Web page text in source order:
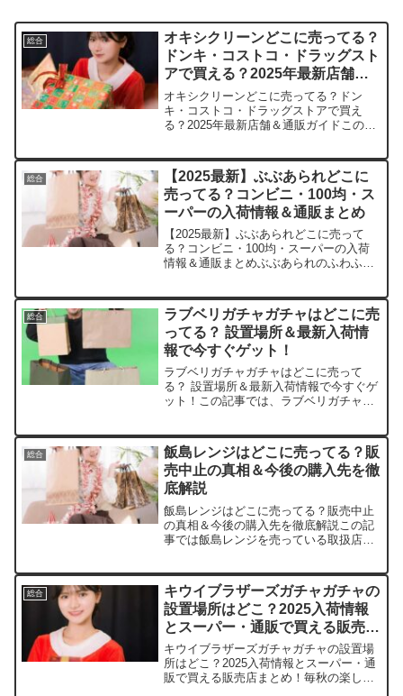
総合
オキシクリーンどこに売ってる？
ドンキ・コストコ・ドラッグスト
アで買える？2025年最新店舗＆
通販ガイド
オキシクリーンどこに売ってる？ドン
キ・コストコ・ドラッグストアで買え
る？2025年最新店舗＆通販ガイドこの記
どを手短に紹介します。毎日の家事が楽
になる優れものを、すぐ手...
総合
【2025最新】ぶぶあられどこに
売ってる？コンビニ・100均・ス
ーパーの入荷情報＆通販まとめ
【2025最新】ぶぶあられどこに売って
る？コンビニ・100均・スーパーの入荷
情報＆通販まとめぶぶあられのふわふわ
なくて、つい探し回っちゃいます。この
記事では、そんなぶぶ...
総合
ラブベリガチャガチャはどこに売
ってる？ 設置場所＆最新入荷情
報で今すぐゲット！
ラブベリガチャガチャはどこに売って
る？ 設置場所＆最新入荷情報で今すぐゲ
ット！この記事では、ラブベリガチャガ
ワクを今すぐ味わいましょう！店舗商品
例価格（税込）在庫状況備...
総合
飯島レンジはどこに売ってる？販
売中止の真相＆今後の購入先を徹
底解説
飯島レンジはどこに売ってる？販売中止
の真相＆今後の購入先を徹底解説この記
事では飯島レンジを売っている取扱店
ッズが発売中止になったのか？飯島レン
ジ関連のグッズが販売中止...
総合
キウイブラザーズガチャガチャの
設置場所はどこ？2025入荷情報
とスーパー・通販で買える販売店
まとめ！
キウイブラザーズガチャガチャの設置場
所はどこ？2025入荷情報とスーパー・通
販で買える販売店まとめ！毎秋の楽し